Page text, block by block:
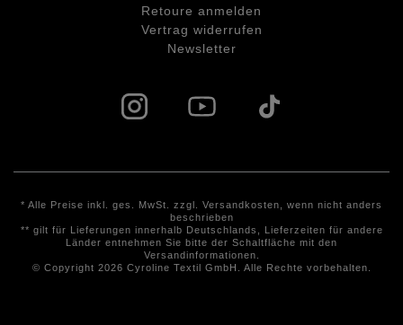
Retoure anmelden
Vertrag widerrufen
Newsletter
* Alle Preise inkl. ges. MwSt. zzgl. Versandkosten , wenn nicht anders
beschrieben
** gilt für Lieferungen innerhalb Deutschlands, Lieferzeiten für andere
Länder entnehmen Sie bitte der Schaltfläche mit den
Versandinformationen.
© Copyright 2026 Cyroline Textil GmbH. Alle Rechte vorbehalten.